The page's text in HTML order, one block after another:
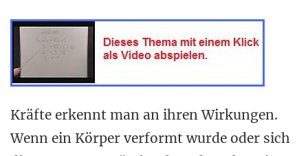
Kräfte erkennt man an ihren Wirkungen.
Wenn ein Körper verformt wurde oder sich